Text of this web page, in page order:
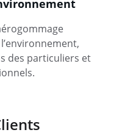
des particuliers et